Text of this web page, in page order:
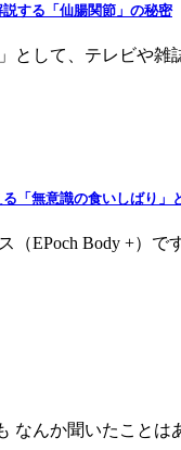
する「仙腸関節」の秘密
として、テレビや
「無意識の食いしばり」
EPoch Body +）
なんか聞いたこと